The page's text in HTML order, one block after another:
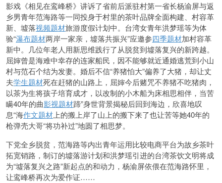
影戏《相见在鸾峰桥》讲诉了省前后派驻村第一省长杨渝屏与返
乡男青年范海路等一同投身于村里的茶叶品牌全面构建、村容革
新、墟落视频题材旅游度假计划中。台湾女青年洪梦瑶等为体
验“瀑布题材两岸一家亲，墟落共振兴”应邀参四季题材加村容革
新中。几位年老人用新思维践行了从脱贫到墟落复兴的新跨越。
屈婶曾是海难中幸存的连家船民，因不能够就近通婚逃荒到小山
村与范石个结为发妻。婚后不信“养猪怕大”偏养了大猪，却让丈
夫学生题材死在赶猪的山路上，屈婶今后赌咒不养猪不吃猪肉，
以茶为生将孩子培育成才，以改制的小木船为床相思相伴，当苦
瞒40年的曲影视题材蹄”身世背景揭秘后回到海边，欣喜地叹
息“海作文题材上的搬上岸了山上的搬下来了也让苦等她40年的
枪弹壳大哥“将功补过”地圆了相思梦。
下党全乡脱贫，范海路等内出青年运用比较电商平台为故乡茶叶
拓宽销路，制订的墟落游计划和洪梦瑶引进的台湾茶饮文明将成
为“墟落复兴之路”新起点的和动力，杨渝屏依偎在范海路怀里，
让鸾峰桥再次为爱作证……